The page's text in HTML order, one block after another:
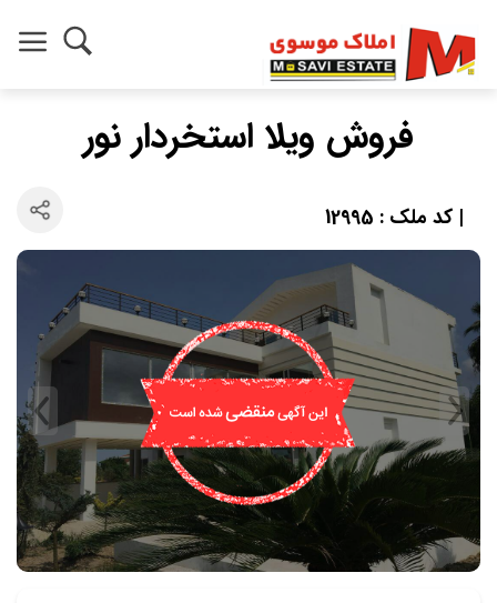
فروش ویلا استخردار نور
| کد ملک : 12995